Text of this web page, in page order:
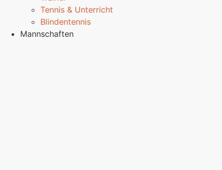
Tennis & Unterricht
Blindentennis
Mannschaften